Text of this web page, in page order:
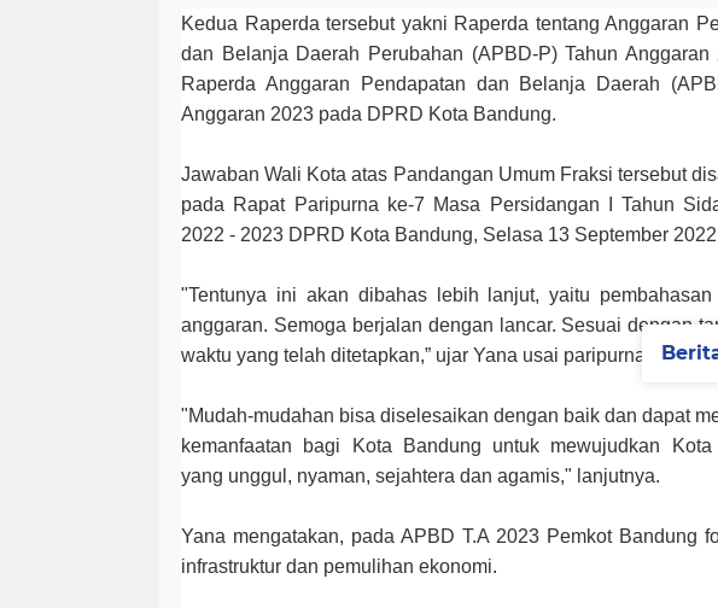
Kedua Raperda tersebut yakni Raperda tentang Anggaran
dan Belanja Daerah Perubahan (APBD-P) Tahun Anggaran
Raperda Anggaran Pendapatan dan Belanja Daerah
Anggaran 2023 pada DPRD Kota Bandung.
Jawaban Wali Kota atas Pandangan Umum Fraksi tersebut
pada Rapat Paripurna ke-7 Masa Persidangan I Tahun
2022 - 2023 DPRD Kota Bandung, Selasa 13 September
"Tentunya ini akan dibahas lebih lanjut, yaitu
anggaran. Semoga berjalan dengan lancar. Sesuai dengan
waktu yang telah ditetapkan,” ujar Yana usai paripurna.
"Mudah-mudahan bisa diselesaikan dengan baik dan dapat
kemanfaatan bagi Kota Bandung untuk mewujudkan Kota
yang unggul, nyaman, sejahtera dan agamis," lanjutnya.
Yana mengatakan, pada APBD T.A 2023 Pemkot Bandung
infrastruktur dan pemulihan ekonomi.